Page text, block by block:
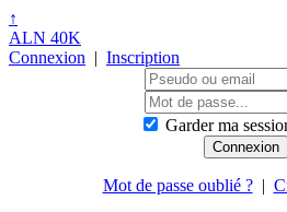
↑
ALN 40K
Connexion | Inscription
Garder ma
Mot de passe oublié ?|